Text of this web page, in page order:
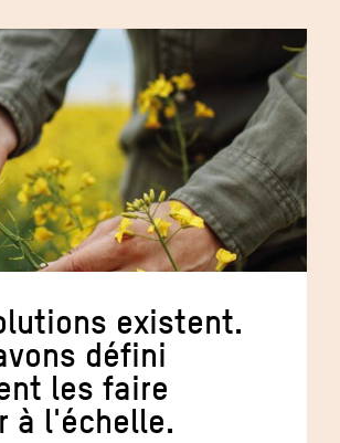
existent.
défini
les faire
à l'échelle.